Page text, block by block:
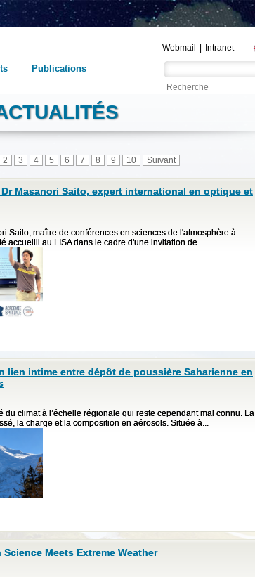
Publications
Webmail Intranet
2 3 4 5 6 7 8 9 10 Suivant
Masanori Saito, expert international en optique et
Saito, maître de conférences en sciences de l'atmosphère à
accueilli au LISA dans le cadre d'une invitation de...
lien intime entre dépôt de poussière Saharienne en
du climat à l’échelle régionale qui reste cependant mal connu. La
la charge et la composition en aérosols. Située à...
Meets Extreme Weather